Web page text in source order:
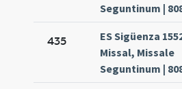
Seguntinum |
435
ES Sigüenza
Missal, Missale
Seguntinum |